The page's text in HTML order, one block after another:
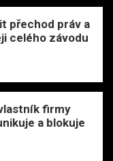
přechod práv a
celého závodu
firmy
a blokuje